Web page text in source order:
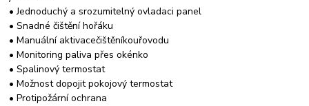
• Jednoduchý a srozumitelný ovladaci panel
•Snadné čištěníhořáku
• Manuální aktivacečištěníkouřovodu
• Monitoring paliva přes okénko
• Spalinový termostat
• Možnost dopojit pokojový termostat
•Protipožární ochrana